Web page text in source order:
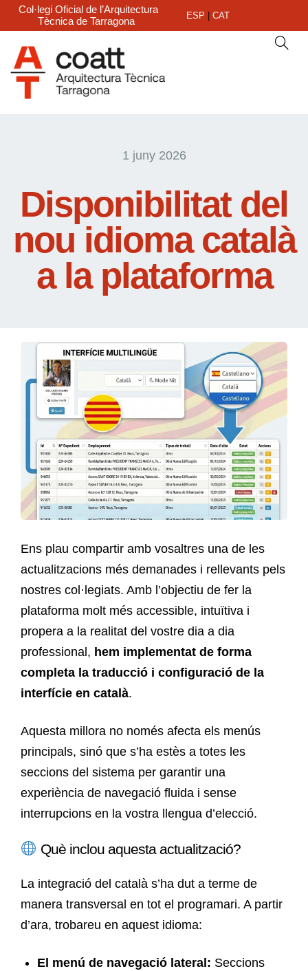
Col·legi Oficial de l’Arquitectura
Tècnica de Tarragona
ESP CAT
1 juny 2026
Disponibilitat del
nou idioma català
a la plataforma
Ens plau compartir amb vosaltres una de les
actualitzacions més demanades i rellevants pels
nostres col·legiats. Amb l’objectiu de fer la
plataforma molt més accessible, intuïtiva i
propera a la realitat del vostre dia a dia
professional, hem implementat de forma
completa la traducció i configuració de la
interfície en català.
Aquesta millora no només afecta els menús
principals, sinó que s’ha estès a totes les
seccions del sistema per garantir una
experiència de navegació fluida i sense
interrupcions en la vostra llengua d’elecció.
Què inclou aquesta actualització?
La integració del català s’ha dut a terme de
manera transversal en tot el programari. A partir
d’ara, trobareu en aquest idioma:
El menú de navegació lateral: Seccions